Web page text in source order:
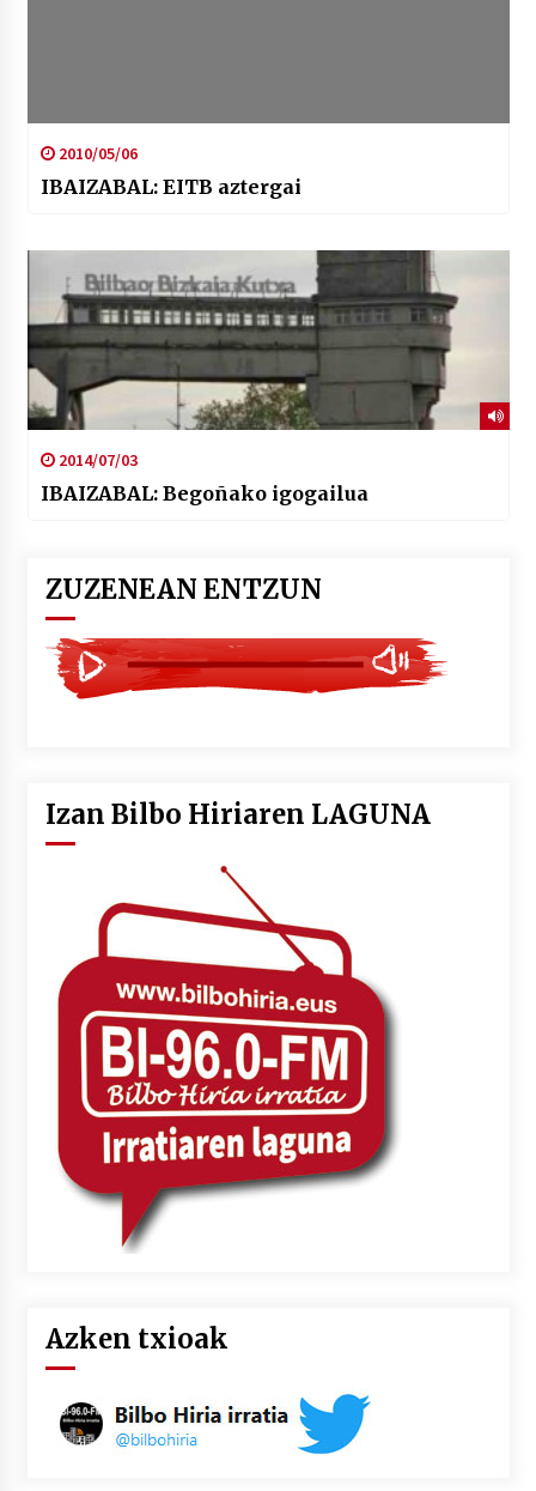
2010/05/06
IBAIZABAL: EITB aztergai
2014/07/03
IBAIZABAL: Begoñako igogailua
ZUZENEAN ENTZUN
Izan Bilbo Hiriaren LAGUNA
Azken txioak